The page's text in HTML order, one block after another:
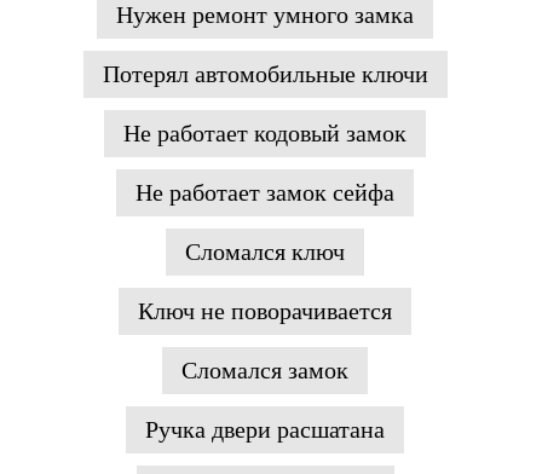
Нужен ремонт умного замка
Потерял автомобильные ключи
Не работает кодовый замок
Не работает замок сейфа
Сломался ключ
Ключ не поворачивается
Сломался замок
Ручка двери расшатана